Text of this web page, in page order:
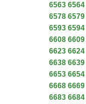
6563 6564
6578 6579
6593 6594
6608 6609
6623 6624
6638 6639
6653 6654
6668 6669
6683 6684